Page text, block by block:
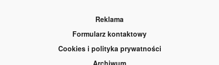
Reklama
Formularz kontaktowy
Cookies i polityka prywatności